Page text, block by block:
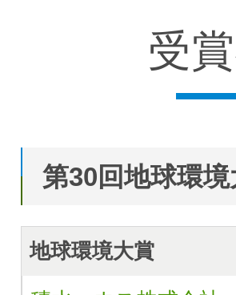
受
第30回地球環
地球環境大賞